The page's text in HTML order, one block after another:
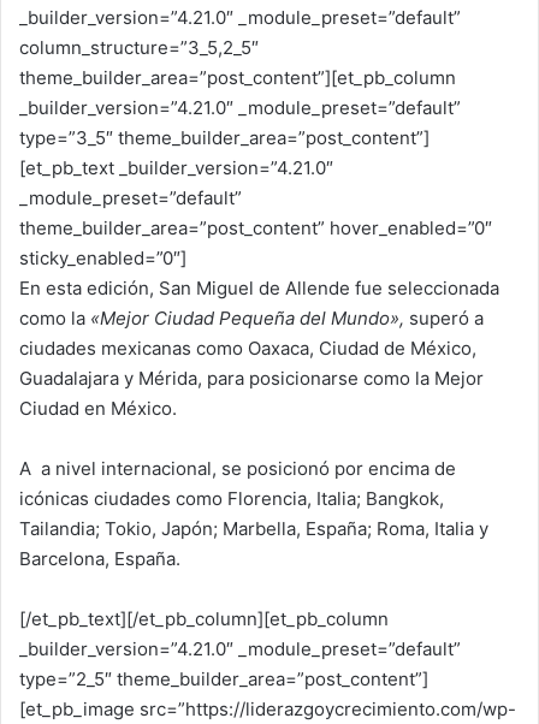
_builder_version=”4.21.0″ _module_preset=”default”
column_structure=”3_5,2_5″
theme_builder_area=”post_content”][et_pb_column
_builder_version=”4.21.0″ _module_preset=”default”
type=”3_5″ theme_builder_area=”post_content”]
[et_pb_text _builder_version=”4.21.0″
_module_preset=”default”
theme_builder_area=”post_content” hover_enabled=”0″
sticky_enabled=”0″]
En esta edición, San Miguel de Allende fue seleccionada
como la «Mejor Ciudad Pequeña del Mundo», superó a
ciudades mexicanas como Oaxaca, Ciudad de México,
Guadalajara y Mérida, para posicionarse como la Mejor
Ciudad en México.
A a nivel internacional, se posicionó por encima de
icónicas ciudades como Florencia, Italia; Bangkok,
Tailandia; Tokio, Japón; Marbella, España; Roma, Italia y
Barcelona, España.
[/et_pb_text][/et_pb_column][et_pb_column
_builder_version=”4.21.0″ _module_preset=”default”
type=”2_5″ theme_builder_area=”post_content”]
[et_pb_image src=”https://liderazgoycrecimiento.com/wp-